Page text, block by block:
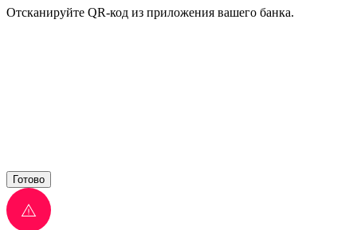
Отсканируйте QR-код из приложения вашего банка.
Готово